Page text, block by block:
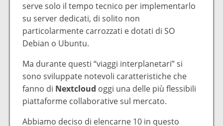
serve solo il tempo tecnico per implementarlo
su server dedicati, di solito non
particolarmente carrozzati e dotati di SO
Debian o Ubuntu.
Ma durante questi “viaggi interplanetari” si
sono sviluppate notevoli caratteristiche che
fanno di Nextcloud oggi una delle più flessibili
piattaforme collaborative sul mercato.
Abbiamo deciso di elencarne 10 in questo